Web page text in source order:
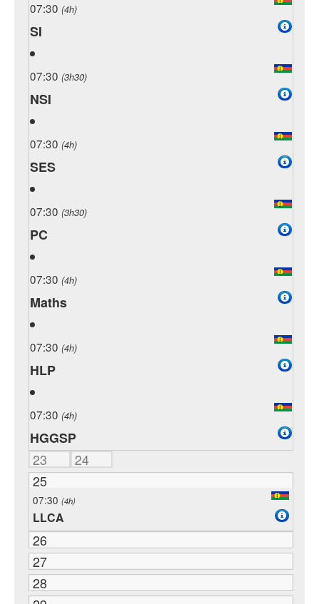
07:30 (4h)
SI
07:30 (3h30)
NSI
07:30 (4h)
SES
07:30 (3h30)
PC
07:30 (4h)
Maths
07:30 (4h)
HLP
07:30 (4h)
HGGSP
23
24
25
07:30 (4h)
LLCA
26
27
28